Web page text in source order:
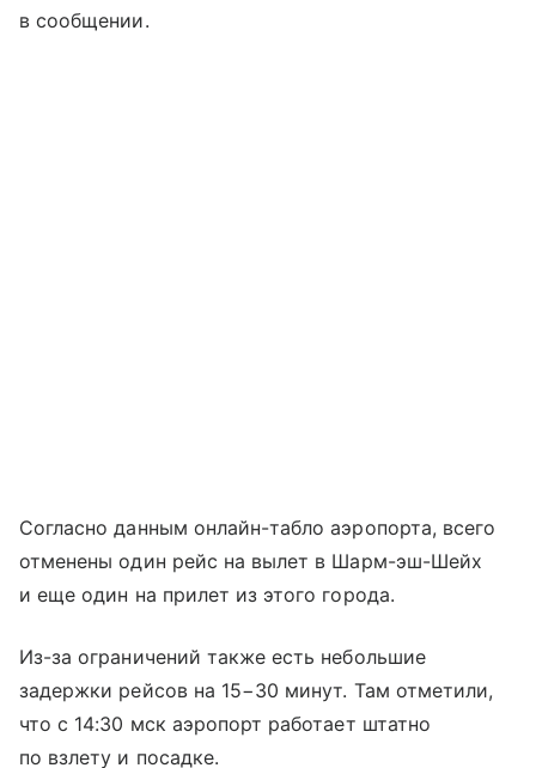
в сообщении.
Согласно данным онлайн-табло аэропорта, всего
отменены один рейс на вылет в Шарм-эш-Шейх
и еще один на прилет из этого города.
Из-за ограничений также есть небольшие
задержки рейсов на 15−30 минут. Там отметили,
что с 14:30 мск аэропорт работает штатно
по взлету и посадке.